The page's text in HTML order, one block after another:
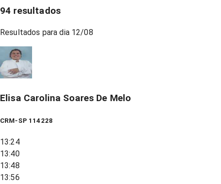
94 resultados
Resultados para dia 12/08
Elisa Carolina Soares De Melo
CRM-SP 114228
13:24
13:40
13:48
13:56